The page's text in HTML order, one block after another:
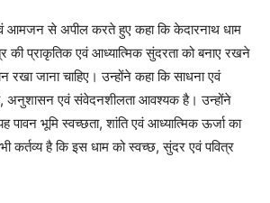
आमजन से अपील करते हुए कहा कि केदारनाथ धाम
की प्राकृतिक एवं आध्यात्मिक सुंदरता को बनाए रखने
रखा जाना चाहिए। उन्होंने कहा कि साधना एवं
अनुशासन एवं संवेदनशीलता आवश्यक है। उन्होंने
पावन भूमि स्वच्छता, शांति एवं आध्यात्मिक ऊर्जा का
कर्तव्य है कि इस धाम को स्वच्छ, सुंदर एवं पवित्र